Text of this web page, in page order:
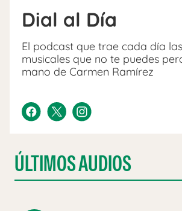
Dial al Día
El podcast que trae cada día
musicales que no te puedes
mano de Carmen Ramírez
ÚLTIMOS AUDIOS